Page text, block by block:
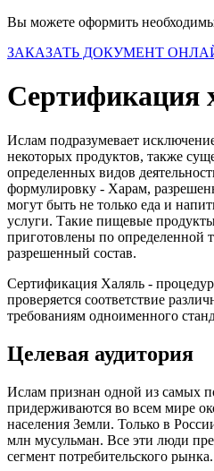
Вы можете оформить
ЗАКАЗАТЬ ДОКУМЕНТ
Сертификация
Ислам подразумевает
некоторых продуктов, также
определенных видов
формулировку - Харам,
могут быть не только еда и
услуги. Такие пищевые
приготовлены по определенной
разрешенный состав.
Сертификация Халяль -
проверяется соответствие
требованиям одноименного
Целевая аудитория
Ислам признан одной из самых
придерживаются во всем мире
населения Земли. Только в
млн мусульман. Все эти люди
сегмент потребительского рынка.